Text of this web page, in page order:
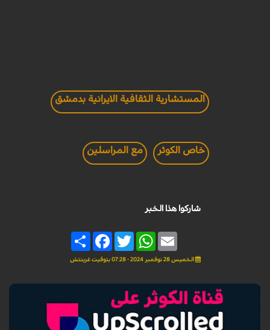
المستشارية الثقافية الايرانية بدمشق
خاص الكوثر مع المراسلين
شاركوا هذا الخبر
Share
FacebookTwitter
WhatsAppEmail
الخميس 28 نوفمبر 2024 - 07:28 بتوقيت غرينتش